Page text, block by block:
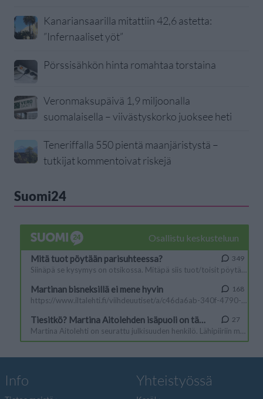
Kanariansaarilla mitattiin 42,6 astetta:
”Infernaaliset yöt”
Pörssisähkön hinta romahtaa torstaina
Veronmaksupäivä 1,9 miljoonalla
suomalaisella – viivästyskorko juoksee heti
Teneriffalla 550 pientä maanjäristystä –
tutkijat kommentoivat riskejä
Suomi24
Info Yhteistyössä